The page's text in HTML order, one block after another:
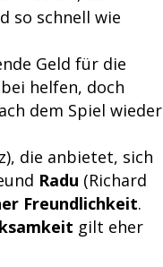
so schnell wie
Geld für die
helfen, doch
dem Spiel wieder
die anbietet, sich
Radu (Richard
Freundlichkeit.
gilt eher